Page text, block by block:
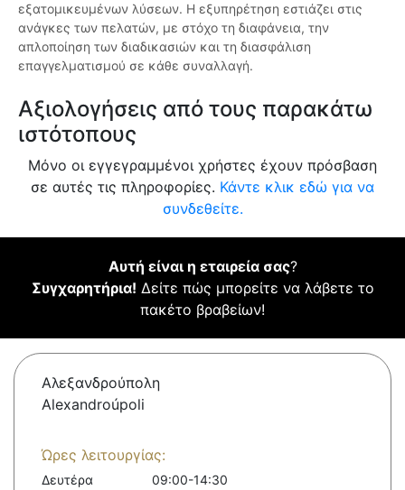
εξατομικευμένων λύσεων. Η εξυπηρέτηση εστιάζει στις
ανάγκες των πελατών, με στόχο τη διαφάνεια, την
απλοποίηση των διαδικασιών και τη διασφάλιση
επαγγελματισμού σε κάθε συναλλαγή.
Αξιολογήσεις από τους παρακάτω
ιστότοπους
Μόνο οι εγγεγραμμένοι χρήστες έχουν πρόσβαση
σε αυτές τις πληροφορίες. Κάντε κλικ εδώ για να
συνδεθείτε.
Αυτή είναι η εταιρεία σας?
Συγχαρητήρια! Δείτε πώς μπορείτε να λάβετε το
πακέτο βραβείων!
Αλεξανδρούπολη
Alexandroúpoli
Ώρες λειτουργίας:
Δευτέρα
09:00-14:30